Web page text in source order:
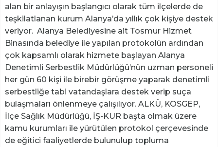
alan bir anlayışın başlangıcı olarak tüm ilçelerde de
teşkilatlanan kurum Alanya’da yıllık çok kişiye destek
veriyor. Alanya Belediyesine ait Tosmur Hizmet
Binasında belediye ile yapılan protokolün ardından
çok kapsamlı olarak hizmete başlayan Alanya
Denetimli Serbestlik Müdürlüğü’nün uzman personeli
her gün 60 kişi ile birebir görüşme yaparak denetimli
serbestliğe tabi vatandaşlara destek verip suça
bulaşmaları önlenmeye çalışılıyor. ALKÜ, KOSGEP,
İlçe Sağlık Müdürlüğü, İŞ-KUR başta olmak üzere
kamu kurumları ile yürütülen protokol çerçevesinde
de eğitici faaliyetlerde bulunulup topluma